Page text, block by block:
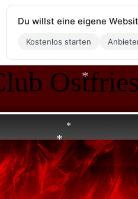
Du willst eine eigene
Kostenlos starten
*
*
*
*